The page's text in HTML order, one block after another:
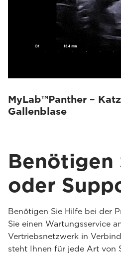
MyLab™Panther –
Gallenblase
Benötigen
oder
Benötigen Sie Hilfe bei der
Sie einen Wartungsservice
Vertriebsnetzwerk in
steht Ihnen für jede Art von